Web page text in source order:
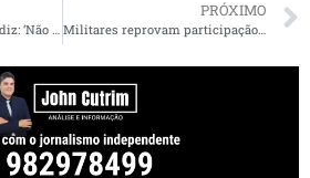
Pressionado, Bolsonaro diz: ‘Não vão me tirar daqui’
PRÓXIMO
Militares reprovam participação de Bolsonaro em ato antidemocrático